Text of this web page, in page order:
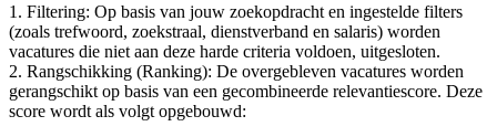
1. Filtering: Op basis van jouw zoekopdracht en ingestelde filters
(zoals trefwoord, zoekstraal, dienstverband en salaris) worden
vacatures die niet aan deze harde criteria voldoen, uitgesloten.
2. Rangschikking (Ranking): De overgebleven vacatures worden
gerangschikt op basis van een gecombineerde relevantiescore. Deze
score wordt als volgt opgebouwd: